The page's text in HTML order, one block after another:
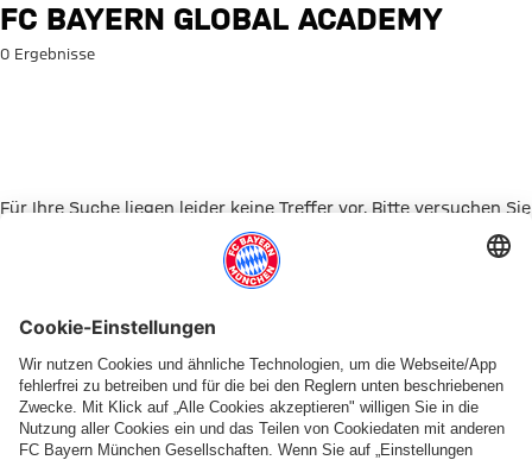
Suche: FC Bayern Global
FC BAYERN GLOBAL ACADEMY
0 Ergebnisse
Für Ihre Suche liegen leider keine Treffer vor. Bitte versuchen Sie
Zur Startseite